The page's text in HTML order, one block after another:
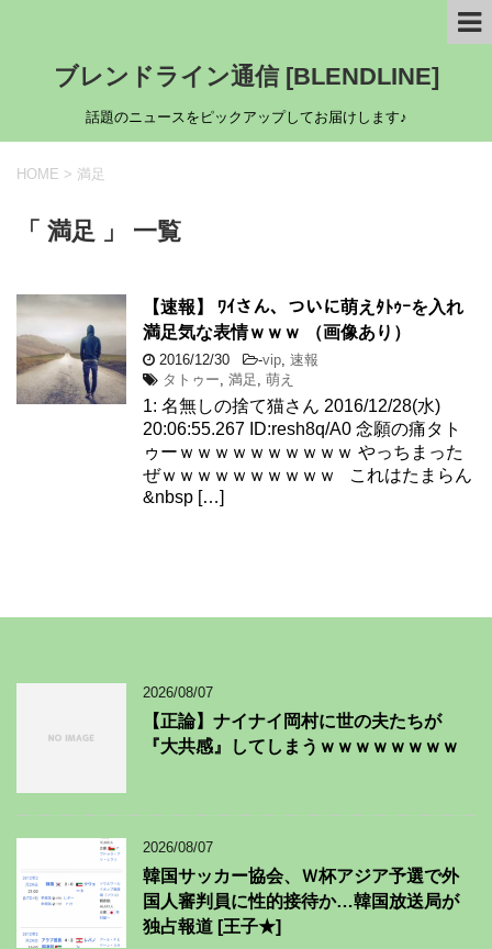
ブレンドライン通信 [BLENDLINE]
話題のニュースをピックアップしてお届けします♪
HOME > 満足
「 満足 」 一覧
【速報】 ﾜｲさん、ついに萌えﾀﾄｩｰを入れ
満足気な表情ｗｗｗ （画像あり）
2016/12/30 -vip 速報
タトゥー 満足 萌え
1: 名無しの捨て猫さん 2016/12/28(水)
20:06:55.267 ID:resh8q/A0 念願の痛タト
ゥーｗｗｗｗｗｗｗｗｗｗ やっちまった
ぜｗｗｗｗｗｗｗｗｗｗ これはたまらん
&nbsp […]
2026/08/07
【正論】ナイナイ岡村に世の夫たちが
『大共感』してしまうｗｗｗｗｗｗｗｗ
2026/08/07
韓国サッカー協会、Ｗ杯アジア予選で外
国人審判員に性的接待か…韓国放送局が
独占報道 [王子★]